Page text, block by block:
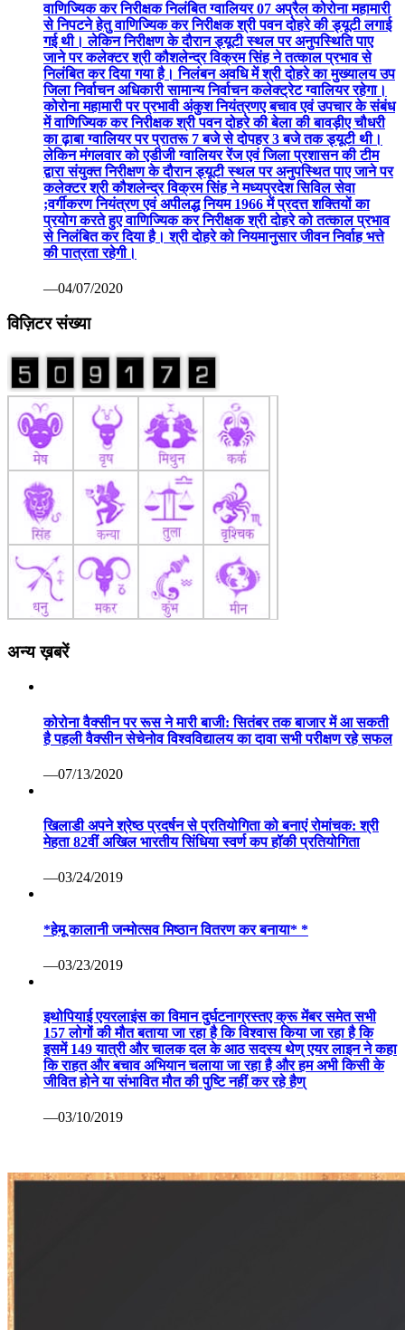
वाणिज्यिक कर निरीक्षक निलंबित ग्वालियर 07 अप्रैल कोरोना महामारी
से निपटने हेतु वाणिज्यिक कर निरीक्षक श्री पवन दोहरे की ड्यूटी लगाई
गई थी। लेकिन निरीक्षण के दौरान ड्यूटी स्थल पर अनुपस्थिति पाए
जाने पर कलेक्टर श्री कौशलेन्द्र विक्रम सिंह ने तत्काल प्रभाव से
निलंबित कर दिया गया है। निलंबन अवधि में श्री दोहरे का मुख्यालय उप
जिला निर्वाचन अधिकारी सामान्य निर्वाचन कलेक्ट्रेट ग्वालियर रहेगा।
कोरोना महामारी पर प्रभावी अंकुश नियंत्रणए बचाव एवं उपचार के संबंध
में वाणिज्यिक कर निरीक्षक श्री पवन दोहरे की बेला की बावड़ीए चौधरी
का ढ़ाबा ग्वालियर पर प्रातरू 7 बजे से दोपहर 3 बजे तक ड्यूटी थी।
लेकिन मंगलवार को एडीजी ग्वालियर रेंज एवं जिला प्रशासन की टीम
द्वारा संयुक्त निरीक्षण के दौरान ड्यूटी स्थल पर अनुपस्थित पाए जाने पर
कलेक्टर श्री कौशलेन्द्र विक्रम सिंह ने मध्यप्रदेश सिविल सेवा
;वर्गीकरण नियंत्रण एवं अपीलद्ध नियम 1966 में प्रदत्त शक्तियों का
प्रयोग करते हुए वाणिज्यिक कर निरीक्षक श्री दोहरे को तत्काल प्रभाव
से निलंबित कर दिया है। श्री दोहरे को नियमानुसार जीवन निर्वाह भत्ते
की पात्रता रहेगी।
—04/07/2020
विज़िटर संख्या
अन्य ख़बरें
कोरोना वैक्सीन पर रूस ने मारी बाजी: सितंबर तक बाजार में आ सकती
है पहली वैक्सीन सेचेनोव विश्वविद्यालय का दावा सभी परीक्षण रहे सफल
—07/13/2020
खिलाडी अपने श्रेष्ठ प्रदर्षन से प्रतियोगिता को बनाएं रोमांचक: श्री
मेहता 82वीं अखिल भारतीय सिंधिया स्वर्ण कप हॉकी प्रतियोगिता
—03/24/2019
*हेमू कालानी जन्मोत्सव मिष्ठान वितरण कर बनाया* *
—03/23/2019
इथोपियाई एयरलाइंस का विमान दुर्घटनाग्रस्तए क्रू मेंबर समेत सभी
157 लोगों की मौत बताया जा रहा है कि विश्वास किया जा रहा है कि
इसमें 149 यात्री और चालक दल के आठ सदस्य थेण् एयर लाइन ने कहा
कि राहत और बचाव अभियान चलाया जा रहा है और हम अभी किसी के
जीवित होने या संभावित मौत की पुष्टि नहीं कर रहे हैण्
—03/10/2019